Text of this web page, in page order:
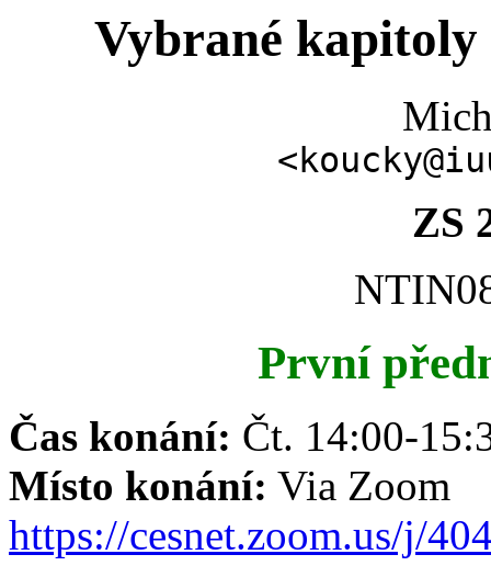
Vybrané
ZS
První
Čas konání: Čt. 14:00-
Místo konání: Via Zoom
https://cesnet.zoom.us/j/